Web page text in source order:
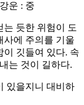
운 : 중
는 듯한 위험이 도
사에 주의를 기울
이 깃들여 있다. 속
는 것이 길하다.
있을지니 대비하